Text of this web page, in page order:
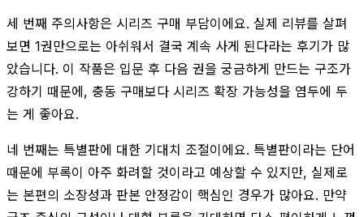
세 번째 주의사항은 시리즈 구매 부담이에요. 실제 리뷰를 살펴
보면 1권만으로는 아쉬워서 결국 계속 사게 된다라는 후기가 많
았습니다. 이 작품은 입문 후 다음 권을 궁금하게 만드는 구조가
강하기 때문에, 충동 구매보다 시리즈 확장 가능성을 염두에 두
는 게 좋아요.
네 번째는 특별판에 대한 기대치 조절이에요. 특별판이라는 단어
때문에 부록이 아주 화려할 것이라고 예상할 수 있지만, 실제로
는 본편의 소장성과 판본 안정감이 핵심인 경우가 많아요. 만약